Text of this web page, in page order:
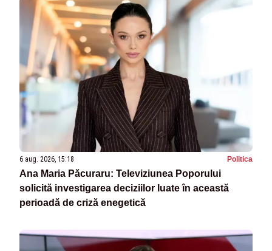
6 aug. 2026, 15:18 Politica
Ana Maria Păcuraru: Televiziunea Poporului
solicită investigarea deciziilor luate în această
perioadă de criză enegetică